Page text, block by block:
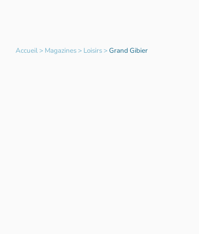
Accueil> Magazines> Loisirs>Grand Gibier